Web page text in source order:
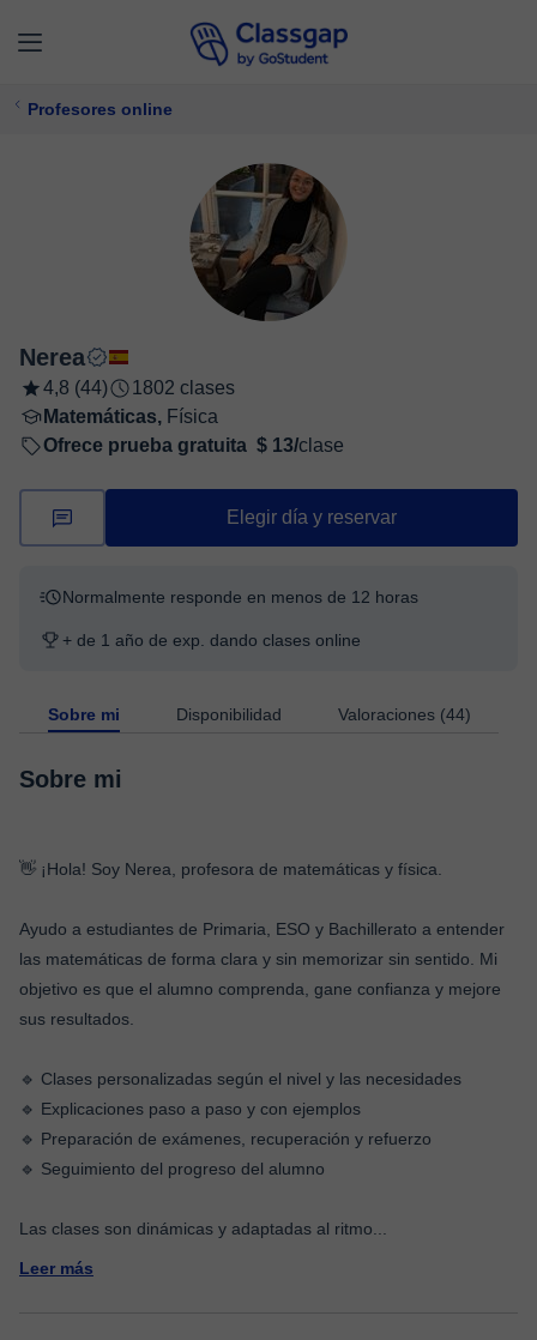
Profesores online
Nerea
4,8 (44)
1802 clases
Matemáticas, Física
Ofrece prueba gratuita $ 13/clase
Elegir día y reservar
Normalmente responde en menos de 12 horas
+ de 1 año de exp. dando clases online
Sobre mi Disponibilidad Valoraciones (44)
Sobre mi
👋 ¡Hola! Soy Nerea, profesora de matemáticas y física.
Ayudo a estudiantes de Primaria, ESO y Bachillerato a entender
las matemáticas de forma clara y sin memorizar sin sentido. Mi
objetivo es que el alumno comprenda, gane confianza y mejore
sus resultados.
🔹 Clases personalizadas según el nivel y las necesidades
🔹 Explicaciones paso a paso y con ejemplos
🔹 Preparación de exámenes, recuperación y refuerzo
🔹 Seguimiento del progreso del alumno
Las clases son dinámicas y adaptadas al ritmo
Leer más